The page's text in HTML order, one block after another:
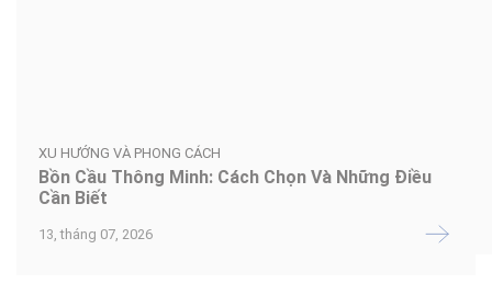
XU HƯỚNG VÀ PHONG CÁCH
Bồn Cầu Thông Minh: Cách Chọn Và Những Điều
Cần Biết
13, tháng 07, 2026